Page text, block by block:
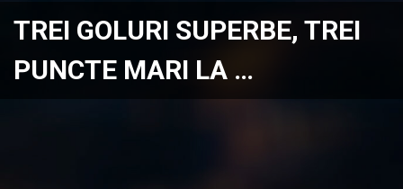
TREI GOLURI SUPERBE, TREI
PUNCTE MARI LA …